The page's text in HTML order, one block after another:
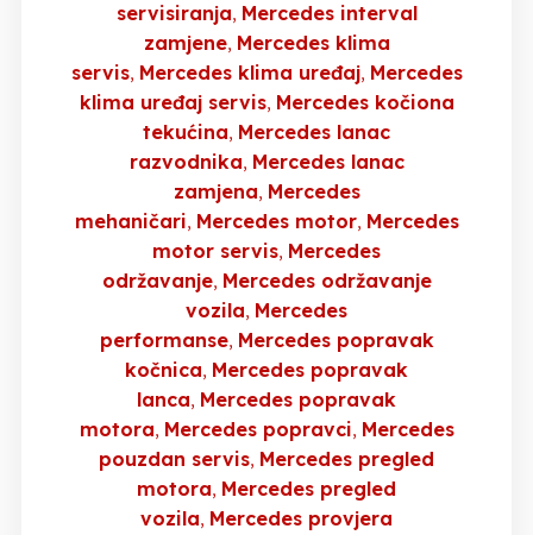
servisiranja Mercedes interval
zamjene Mercedes klima
servis Mercedes klima uređaj Mercedes
klima uređaj servis Mercedes kočiona
tekućina Mercedes lanac
razvodnika Mercedes lanac
zamjena Mercedes
mehaničari Mercedes motor Mercedes
motor servis Mercedes
održavanje Mercedes održavanje
vozila Mercedes
performanse Mercedes popravak
kočnica Mercedes popravak
lanca Mercedes popravak
motora Mercedes popravci Mercedes
pouzdan servis Mercedes pregled
motora Mercedes pregled
vozila Mercedes provjera